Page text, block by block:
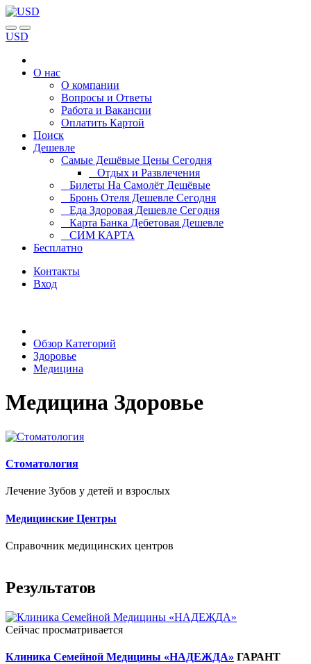
USD
О нас
О компании
Вопросы и Ответы
Работа и Вакансии
Оплатить Картой
Поиск
Дешевле
Самые Дешёвые Цены Сегодня
Отдых и Развлечения
Билеты На Самолёт Дешёвые
Бронь Отеля Дешевле Сегодня
Еда Здоровая Дешевле Сегодня
Карта Банка Дебетовая Дешевле
СИМ КАРТА
Бесплатно
Контакты
Вход
Обзор Категорий
Здоровье
Медицина
Медицина Здоровье
Стоматология
Лечение Зубов у детей и взрослых
Медицинские Центры
Справочник медицинских центров
Результатов
Сейчас просматривается
Клиника Семейной Медицины «НАДЕЖДА» ГАРАНТ